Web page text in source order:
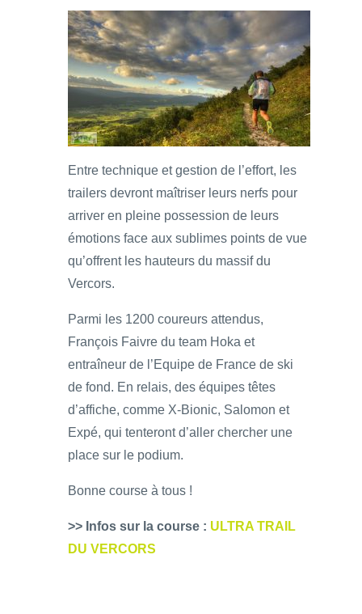
Entre technique et gestion de l’effort, les
trailers devront maîtriser leurs nerfs pour
arriver en pleine possession de leurs
émotions face aux sublimes points de vue
qu’offrent les hauteurs du massif du
Vercors.
Parmi les 1200 coureurs attendus,
François Faivre du team Hoka et
entraîneur de l’Equipe de France de ski
de fond. En relais, des équipes têtes
d’affiche, comme X-Bionic, Salomon et
Expé, qui tenteront d’aller chercher une
place sur le podium.
Bonne course à tous !
>> Infos sur la course : ULTRA TRAIL
DU VERCORS